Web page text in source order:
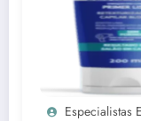
Especialistas